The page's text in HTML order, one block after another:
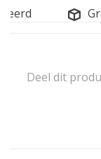
Deel dit